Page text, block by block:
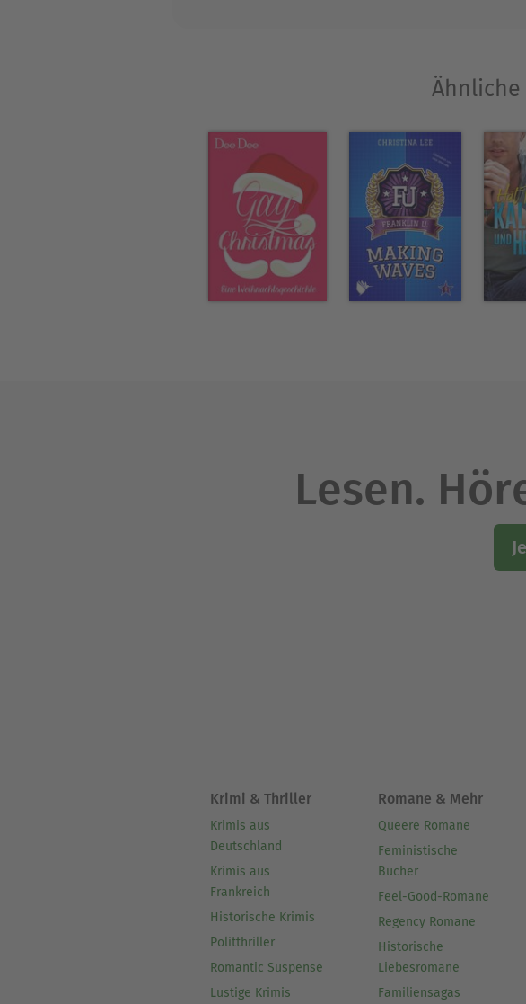
Ähnliche
Lesen.
Krimi & Thriller
Krimis aus
Deutschland
Krimis aus
Frankreich
Historische Krimis
Politthriller
Romantic Suspense
Lustige Krimis
Romane & Mehr
Queere Romane
Feministische
Bücher
Feel-Good-Romane
Regency Romane
Historische
Liebesromane
Familiensagas